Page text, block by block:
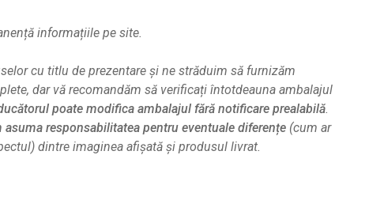
informațiile pe site.
cu titlu de prezentare și ne străduim să furnizăm
dar vă recomandăm să verificați întotdeauna ambalajul
poate modifica ambalajul fără notificare prealabilă.
asuma responsabilitatea pentru eventuale diferențe (cum ar
dintre imaginea afișată și produsul livrat.